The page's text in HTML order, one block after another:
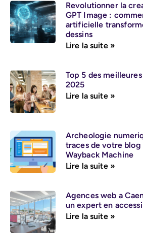
Revolutionner la
GPT Image :
artificielle
dessins
Lire la suite »
Top 5 des
2025
Lire la suite »
Archeologie
traces de votre blog
Wayback Machine
Lire la suite »
Agences web a
un expert en
Lire la suite »